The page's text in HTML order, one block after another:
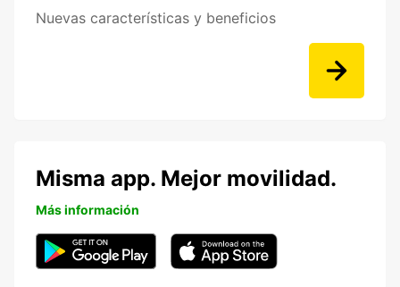
Nuevas características y beneficios
Misma app. Mejor movilidad.
Más información